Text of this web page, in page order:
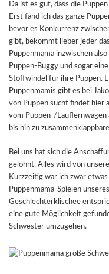
Da ist es gut, dass die
Erst fand ich das ganze
bevor es Konkurrenz
gibt, bekommt lieber jeder
Puppenmama inzwischen
Puppen-Buggy und sogar
Stoffwindel für ihre Puppen.
Puppenmamis gibt es bei
von Puppen sucht findet hier
vom Puppen-/Lauflernwagen
bis hin zu
Bei uns hat sich die
gelohnt. Alles wird von
Kurzzeitig war ich zwar
Puppenmama-Spielen
Geschlechterklischee
eine gute Möglichkeit
Schwester umzugehen.